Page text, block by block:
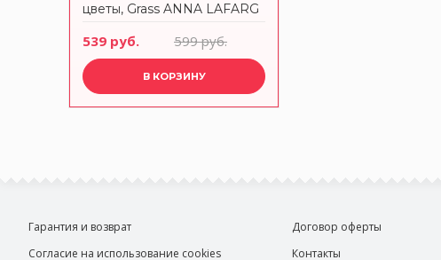
цветы, Grass ANNA LAFARG
539 руб. 599 руб.
В КОРЗИНУ
Гарантия и возврат
Согласие на использование cookies
Договор оферты
Контакты